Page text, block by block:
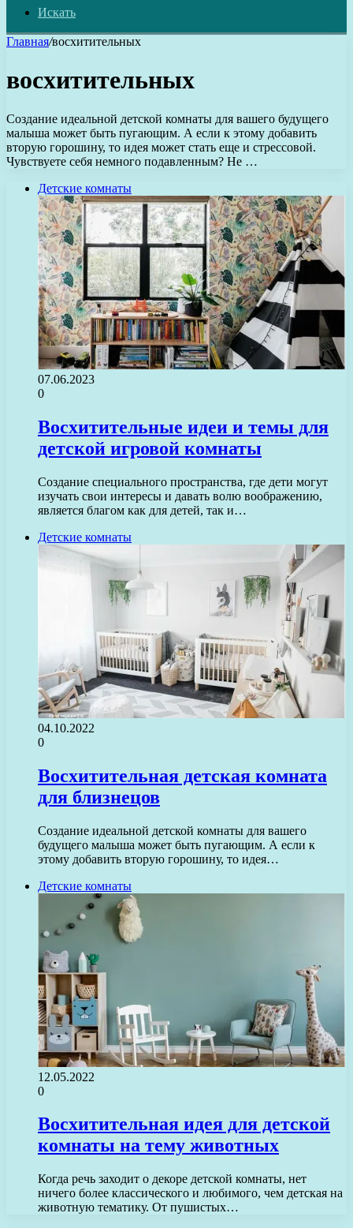
Искать
Главная/восхитительных
восхитительных
Создание идеальной детской комнаты для вашего будущего
малыша может быть пугающим. А если к этому добавить
вторую горошину, то идея может стать еще и стрессовой.
Чувствуете себя немного подавленным? Не …
Детские комнаты
07.06.2023
0
Восхитительные идеи и темы для
детской игровой комнаты
Создание специального пространства, где дети могут
изучать свои интересы и давать волю воображению,
является благом как для детей, так и…
Детские комнаты
04.10.2022
0
Восхитительная детская комната
для близнецов
Создание идеальной детской комнаты для вашего
будущего малыша может быть пугающим. А если к
этому добавить вторую горошину, то идея…
Детские комнаты
12.05.2022
0
Восхитительная идея для детской
комнаты на тему животных
Когда речь заходит о декоре детской комнаты, нет
ничего более классического и любимого, чем детская на
животную тематику. От пушистых…